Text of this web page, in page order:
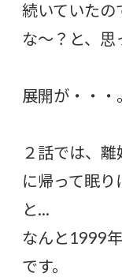
続いていたの
な〜？と、思
展開が・・・。
２話では、
に帰って眠り
と…
なんと1999
です。